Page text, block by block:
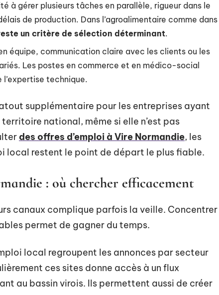
à gérer plusieurs tâches en parallèle, rigueur dans le
de production. Dans l’agroalimentaire comme dans
un critère de sélection déterminant.
équipe, communication claire avec les clients ou les
Les postes en commerce et en médico-social
technique.
supplémentaire pour les entreprises ayant
national, même si elle n’est pas
des offres d’emploi à Vire Normandie, les
local restent le point de départ le plus fiable.
: où chercher efficacement
canaux complique parfois la veille. Concentrer
permet de gagner du temps.
local regroupent les annonces par secteur
ces sites donne accès à un flux
au bassin virois. Ils permettent aussi de créer